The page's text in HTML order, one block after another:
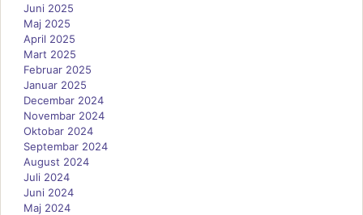
Juni 2025
Maj 2025
April 2025
Mart 2025
Februar 2025
Januar 2025
Decembar 2024
Novembar 2024
Oktobar 2024
Septembar 2024
August 2024
Juli 2024
Juni 2024
Maj 2024